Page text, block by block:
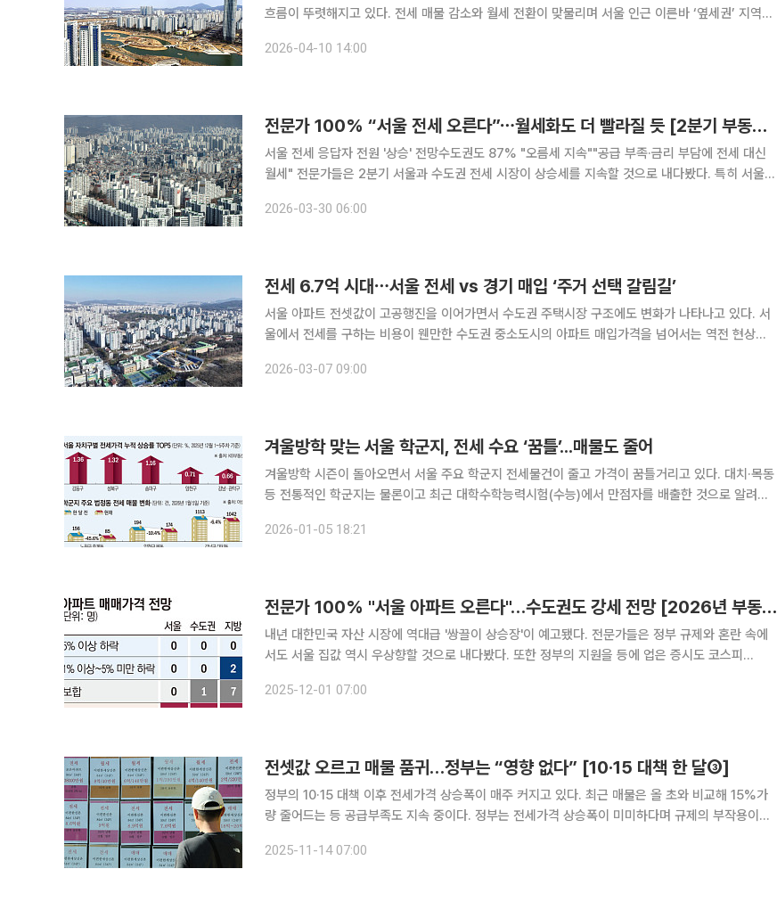
흐름이 뚜렷해지고 있다. 전세 매물 감소와 월세 전환이 맞물리며 서울 인근 이른바 ‘옆세권’ 지역이
수는 0.15% 상승하며 지난해 2월 1주 이후 60주 연속
2026-04-10 14:00
전문가 100% “서울 전세 오른다”⋯월세화도 더 빨라질 듯 [2분기 부동산시장 전망③]
서울 전세 응답자 전원 '상승' 전망수도권도 87% "오름세 지속""공급 부족·금리 부담에 전세 대신
월세" 전문가들은 2분기 서울과 수도권 전세 시장이 상승세를 지속할 것으로 내다봤다. 특히 서울은
2026-03-30 06:00
전세 6.7억 시대⋯서울 전세 vs 경기 매입 ‘주거 선택 갈림길’
서울 아파트 전셋값이 고공행진을 이어가면서 수도권 주택시장 구조에도 변화가 나타나고 있다. 서
울에서 전세를 구하는 비용이 웬만한 수도권 중소도시의 아파트 매입가격을 넘어서는 역전 현상이
아파트 평균 전세가격은 약 6억7239만원으로 집계됐다. 이와 비
2026-03-07 09:00
겨울방학 맞는 서울 학군지, 전세 수요 ‘꿈틀’...매물도 줄어
겨울방학 시즌이 돌아오면서 서울 주요 학군지 전세물건이 줄고 가격이 꿈틀거리고 있다. 대치·목동
등 전통적인 학군지는 물론이고 최근 대학수학능력시험(수능)에서 만점자를 배출한 것으로 알려진
동향 조사 결과 서울 아파트 전셋값은 전주 대비 0.11%가 상
2026-01-05 18:21
전문가 100% "서울 아파트 오른다"…수도권도 강세 전망 [2026년 부동산시장 전망 ①]
내년 대한민국 자산 시장에 역대급 '쌍끌이 상승장'이 예고됐다. 전문가들은 정부 규제와 혼란 속에
서도 서울 집값 역시 우상향할 것으로 내다봤다. 또한 정부의 지원을 등에 업은 증시도 코스피
지는 가운데, 전문가들은 부동산 시장 안정과 증시 상승세를 이어가기 위해
2025-12-01 07:00
전셋값 오르고 매물 품귀…정부는 “영향 없다” [10·15 대책 한 달③]
정부의 10·15 대책 이후 전세가격 상승폭이 매주 커지고 있다. 최근 매물은 올 초와 비교해 15%가
량 줄어드는 등 공급부족도 지속 중이다. 정부는 전세가격 상승폭이 미미하다며 규제의 부작용이라
14일 KB부동산 통계에 따르면 서울 아파트 전셋값은 지난달까
2025-11-14 07:00